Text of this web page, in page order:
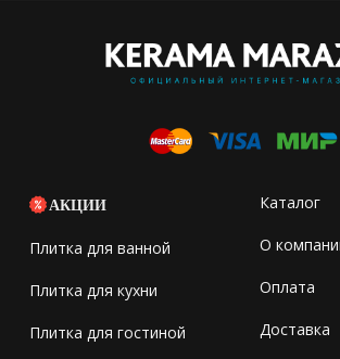
АКЦИИ
Плитка для ванной
Плитка для кухни
Плитка для гостиной
Каталог
О
Оплата
Доставка